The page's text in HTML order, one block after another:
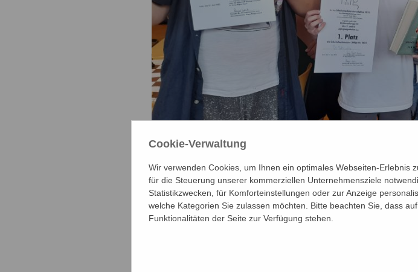
Die Sieger in den Schulschachmeisterschaften 2023
Wettkampfgruppe III
Auch mit den Leistungen der diesjährigen
Cookie-Verwaltung
Wir verwenden Cookies, um Ihnen ein optimales Webseiten-Erlebnis
für die Steuerung unserer kommerziellen Unternehmensziele
Statistikzwecken, für Komforteinstellungen oder zur Anzeige
welche Kategorien Sie zulassen möchten. Bitte beachten Sie, dass
Funktionalitäten der Seite zur Verfügung stehen.